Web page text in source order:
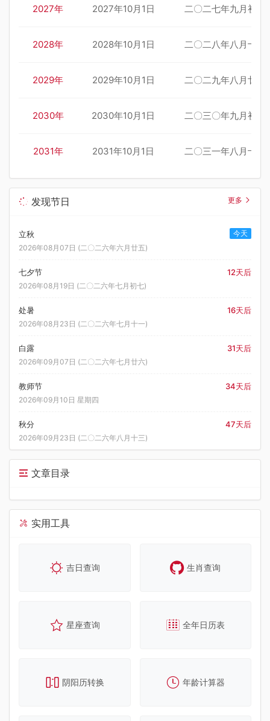
2027年 2027年10月1日 二〇二七年九月初二
2028年 2028年10月1日 二〇二八年八月十三
2029年 2029年10月1日 二〇二九年八月廿四
2030年 2030年10月1日 二〇三〇年九月初五
2031年 2031年10月1日 二〇三一年八月十五
发现节日 更多
立秋
今天
2026年08月07日 (二〇二六年六月廿五)
七夕节 12天后
2026年08月19日 (二〇二六年七月初七)
处暑 16天后
2026年08月23日 (二〇二六年七月十一)
白露 31天后
2026年09月07日 (二〇二六年七月廿六)
教师节 34天后
2026年09月10日 星期四
秋分 47天后
2026年09月23日 (二〇二六年八月十三)
文章目录
实用工具
吉日查询 生肖查询
星座查询 全年日历表
阴阳历转换 年龄计算器